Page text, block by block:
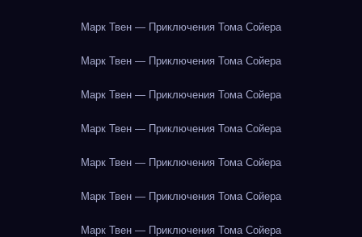
Марк Твен — Приключения Тома Сойера
Марк Твен — Приключения Тома Сойера
Марк Твен — Приключения Тома Сойера
Марк Твен — Приключения Тома Сойера
Марк Твен — Приключения Тома Сойера
Марк Твен — Приключения Тома Сойера
Марк Твен — Приключения Тома Сойера